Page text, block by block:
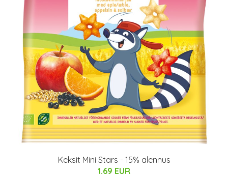
Keksit Mini Stars - 15% alennus
1.69 EUR